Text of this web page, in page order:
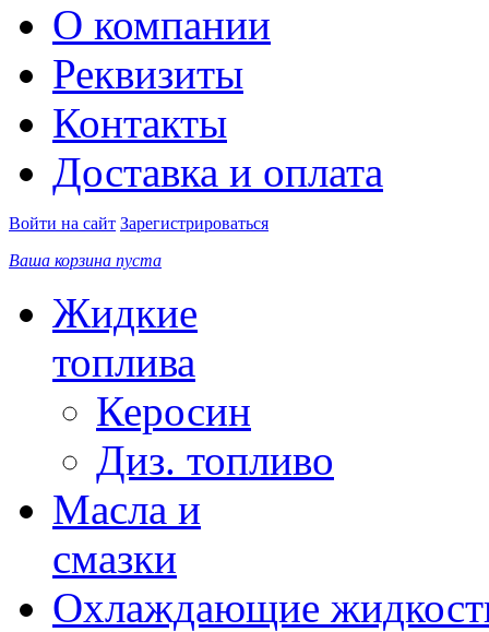
О компании
Реквизиты
Контакты
Доставка и оплата
Войти на сайт Зарегистрироваться
Ваша корзина пуста
Жидкие
топлива
Керосин
Диз. топливо
Масла и
смазки
Охлаждающие